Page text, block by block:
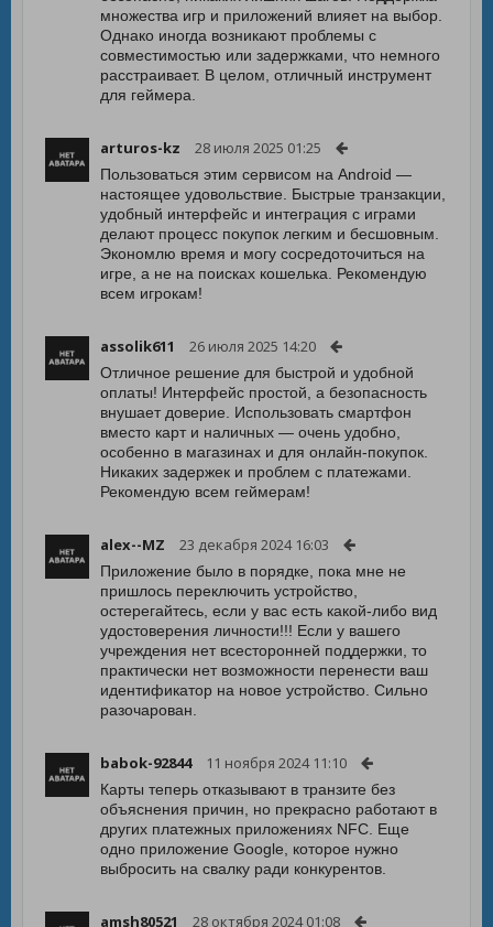
множества игр и приложений влияет на выбор.
Однако иногда возникают проблемы с
совместимостью или задержками, что немного
расстраивает. В целом, отличный инструмент
для геймера.
arturos-kz 28 июля 2025 01:25
Пользоваться этим сервисом на Android —
настоящее удовольствие. Быстрые транзакции,
удобный интерфейс и интеграция с играми
делают процесс покупок легким и бесшовным.
Экономлю время и могу сосредоточиться на
игре, а не на поисках кошелька. Рекомендую
всем игрокам!
assolik611 26 июля 2025 14:20
Отличное решение для быстрой и удобной
оплаты! Интерфейс простой, а безопасность
внушает доверие. Использовать смартфон
вместо карт и наличных — очень удобно,
особенно в магазинах и для онлайн-покупок.
Никаких задержек и проблем с платежами.
Рекомендую всем геймерам!
alex--MZ 23 декабря 2024 16:03
Приложение было в порядке, пока мне не
пришлось переключить устройство,
остерегайтесь, если у вас есть какой-либо вид
удостоверения личности!!! Если у вашего
учреждения нет всесторонней поддержки, то
практически нет возможности перенести ваш
идентификатор на новое устройство. Сильно
разочарован.
babok-92844 11 ноября 2024 11:10
Карты теперь отказывают в транзите без
объяснения причин, но прекрасно работают в
других платежных приложениях NFC. Еще
одно приложение Google, которое нужно
выбросить на свалку ради конкурентов.
amsh80521 28 октября 2024 01:08